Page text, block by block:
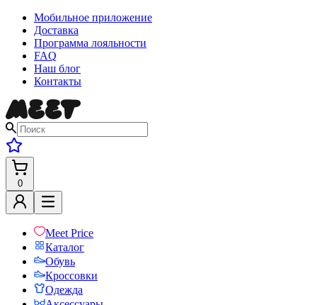
Мобильное приложение
Доставка
Программа лояльности
FAQ
Наш блог
Контакты
0
Meet Price
Каталог
Обувь
Кроссовки
Одежда